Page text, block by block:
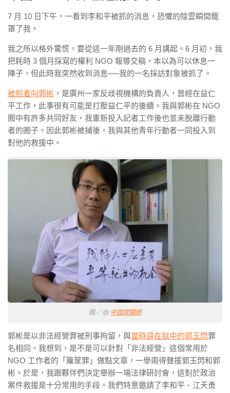
7 月 10 日下午，一看到李和平被抓的消息，恐懼的陰雲瞬間籠
罩了我。
我之所以格外驚慌，要從這一年剛過去的 6 月講起。6 月初，我
把耗時 3 個月採寫的權利 NGO 報導交稿，本以為可以休息一
陣子，但此時我突然收到消息──我的一名採訪對象被抓了。
被抓者叫郭彬 ，是廣州一家反歧視機構的負責人，曾經在益仁
平工作，此事很有可能是打壓益仁平的後續。我與郭彬在 NGO
圈中有許多共同好友，我重新投入記者工作後也並未脫離行動
者的圈子。因此郭彬被捕後，我與其他青年行動者一同投入到
對他的救援中。
圖／ @ 中國禁聞網
郭彬是以非法經營罪被刑事拘留，與當時還在獄中的郭玉閃罪
名相同。我想到，是不是可以針對「非法經營」這個常用於
NGO 工作者的「籮筐罪」做點文章，一舉兩得聲援郭玉閃和郭
彬。於是，我跟夥伴們決定舉辦一場法律研討會，這對於政治
案件救援是十分常用的手段。我們特意邀請了李和平、江天勇